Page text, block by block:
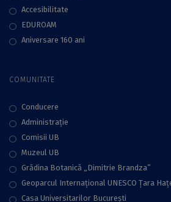
Accesibilitate
EDUROAM
Aniversare 160 ani
COMUNITATE
Conducere
Administraţie
Comisii UB
Muzeul UB
Grădina Botanică „Dimitrie Brandza”
Geoparcul Internațional UNESCO Țara
Casa Universitarilor București